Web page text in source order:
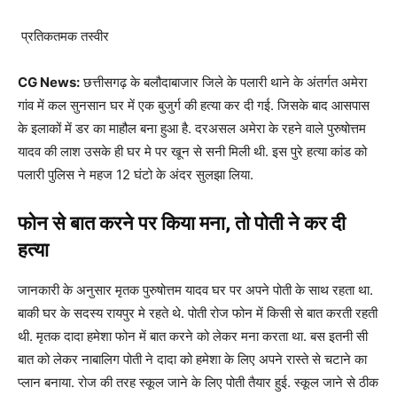
प्रतिकतमक तस्वीर
CG News:छत्तीसगढ़ के बलौदाबाजार जिले के पलारी थाने के अंतर्गत अमेरा
गांव में कल सुनसान घर में एक बुजुर्ग की हत्या कर दी गई. जिसके बाद आसपास
के इलाकों में डर का माहौल बना हुआ है. दरअसल अमेरा के रहने वाले पुरुषोत्तम
यादव की लाश उसके ही घर मे पर खून से सनी मिली थी. इस पुरे हत्या कांड को
पलारी पुलिस ने महज 12 घंटो के अंदर सुलझा लिया.
फोन से बात करने पर किया मना, तो पोती ने कर दी
हत्या
जानकारी के अनुसार मृतक पुरुषोत्तम यादव घर पर अपने पोती के साथ रहता था.
बाकी घर के सदस्य रायपुर मे रहते थे. पोती रोज फोन में किसी से बात करती रहती
थी. मृतक दादा हमेशा फोन में बात करने को लेकर मना करता था. बस इतनी सी
बात को लेकर नाबालिग पोती ने दादा को हमेशा के लिए अपने रास्ते से चटाने का
प्लान बनाया. रोज की तरह स्कूल जाने के लिए पोती तैयार हुई. स्कूल जाने से ठीक